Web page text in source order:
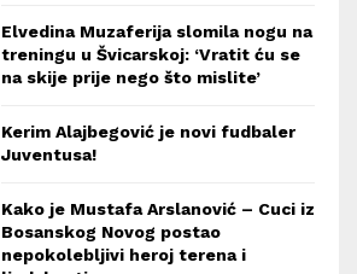
Elvedina Muzaferija slomila nogu na
treningu u Švicarskoj: ‘Vratit ću se
na skije prije nego što mislite’
Kerim Alajbegović je novi fudbaler
Juventusa!
Kako je Mustafa Arslanović – Cuci iz
Bosanskog Novog postao
nepokolebljivi heroj terena i